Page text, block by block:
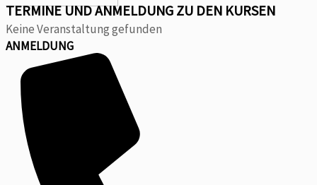
TERMINE UND ANMELDUNG ZU DEN KURSEN
Keine Veranstaltung gefunden
ANMELDUNG